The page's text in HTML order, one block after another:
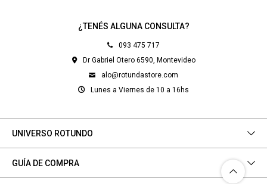
¿TENÉS ALGUNA CONSULTA?
093 475 717
Dr Gabriel Otero 6590, Montevideo
alo@rotundastore.com
Lunes a Viernes de 10 a 16hs
UNIVERSO ROTUNDO
GUÍA DE COMPRA